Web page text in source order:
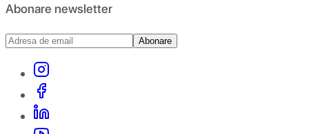
Abonare newsletter
Abonare